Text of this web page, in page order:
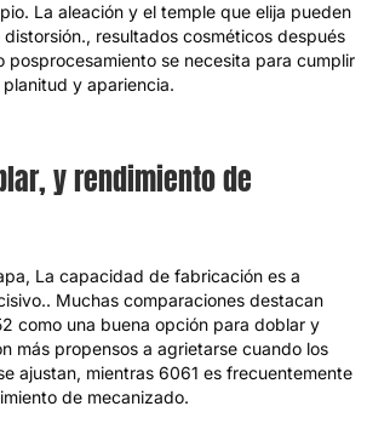
. La aleación y el temple que elija pueden
, resultados cosméticos después
posprocesamiento se necesita para cumplir
y apariencia.
y rendimiento de
, La capacidad de fabricación es a
. Muchas comparaciones destacan
como una buena opción para doblar y
más propensos a agrietarse cuando los
ajustan, mientras 6061 es frecuentemente
de mecanizado.